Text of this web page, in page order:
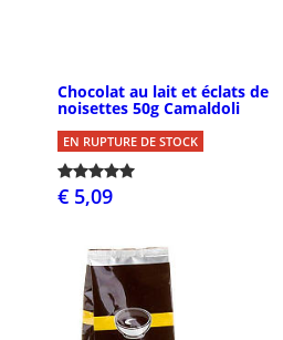
Chocolat au lait et éclats de
noisettes 50g Camaldoli
EN RUPTURE DE STOCK
€ 5,09